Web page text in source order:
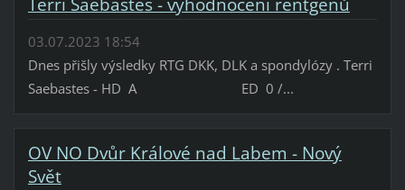
Terri Saebastes - vyhodnocení rentgenů
03.07.2023 18:54
Dnes přišly výsledky RTG DKK, DLK a spondylózy . Terri
Saebastes - HD A ED 0 /...
OV NO Dvůr Králové nad Labem - Nový
Svět